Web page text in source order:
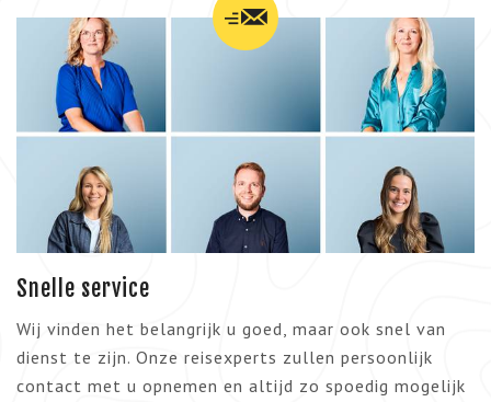
Snelle service
Wij vinden het belangrijk u goed, maar ook snel van
dienst te zijn. Onze reisexperts zullen persoonlijk
contact met u opnemen en altijd zo spoedig mogelijk